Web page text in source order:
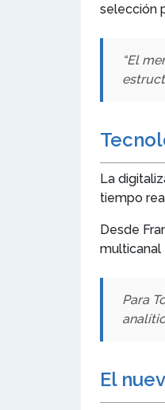
selección
“El
La
tiempo
Desde
multicanal
Para
El